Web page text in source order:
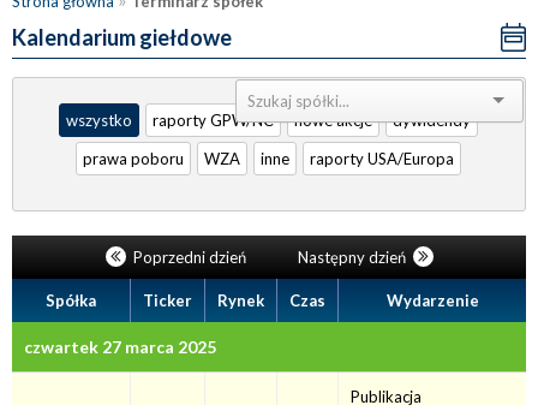
Kalendarium giełdowe
Sortuj:
wszystko
raporty GPW/NC nowe akcje
dywidendy
prawa poboru
WZA inne raporty USA/Europa
Poprzedni dzień Następny dzień
Spółka Ticker Rynek Czas Wydarzenie
czwartek 27 marca 2025
Publikacja